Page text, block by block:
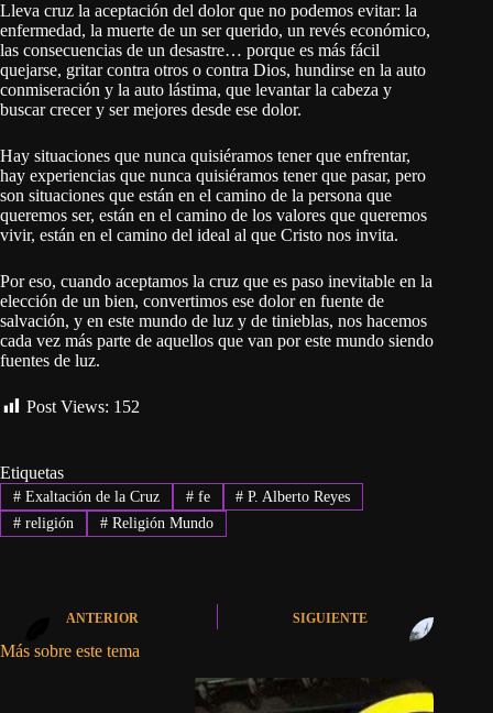
Lleva cruz la aceptación del dolor que no podemos evitar: la
enfermedad, la muerte de un ser querido, un revés económico,
las consecuencias de un desastre… porque es más fácil
quejarse, gritar contra otros o contra Dios, hundirse en la auto
conmiseración y la auto lástima, que levantar la cabeza y
buscar crecer y ser mejores desde ese dolor.
Hay situaciones que nunca quisiéramos tener que enfrentar,
hay experiencias que nunca quisiéramos tener que pasar, pero
son situaciones que están en el camino de la persona que
queremos ser, están en el camino de los valores que queremos
vivir, están en el camino del ideal al que Cristo nos invita.
Por eso, cuando aceptamos la cruz que es paso inevitable en la
elección de un bien, convertimos ese dolor en fuente de
salvación, y en este mundo de luz y de tinieblas, nos hacemos
cada vez más parte de aquellos que van por este mundo siendo
fuentes de luz.
Post Views: 152
Etiquetas
#Exaltación de la Cruz #fe # P. Alberto Reyes
#religión #Religión Mundo
ANTERIOR SIGUIENTE
Más sobre este tema